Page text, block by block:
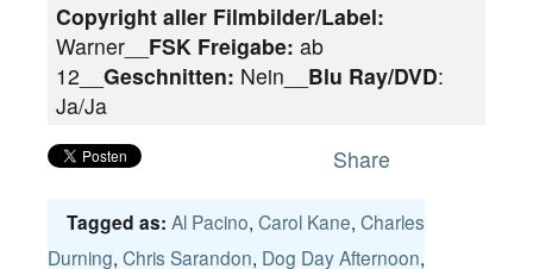
Copyright aller Filmbilder/Label:
Warner__ FSK Freigabe: ab
12__ Geschnitten: Nein__ Blu Ray/DVD:
Ja/Ja
Share
Tagged as: Al Pacino, Carol Kane, Charles
Durning, Chris Sarandon, Dog Day Afternoon,